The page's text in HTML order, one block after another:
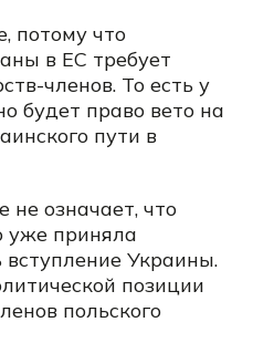
потому что
в ЕС требует
членов. То есть у
будет право вето на
пути в
не означает, что
приняла
Украины.
позиции
польского